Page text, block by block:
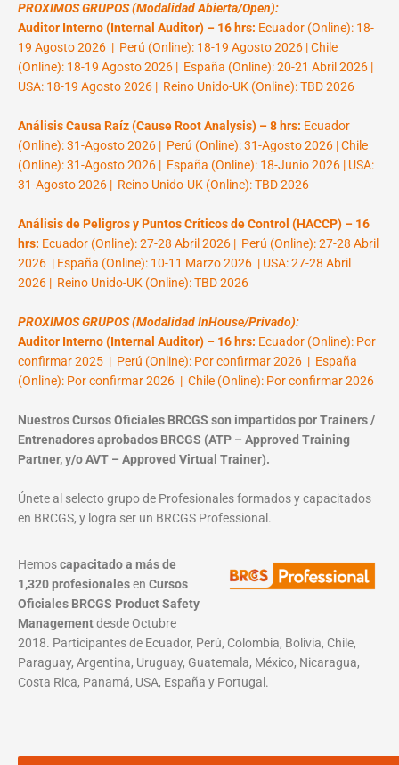
PROXIMOS GRUPOS (Modalidad Abierta/Open):
Auditor Interno (Internal Auditor) – 16 hrs: Ecuador (Online): 18-
19 Agosto 2026 | Perú (Online): 18-19 Agosto 2026 | Chile
(Online): 18-19 Agosto 2026 | España (Online): 20-21 Abril 2026 |
USA: 18-19 Agosto 2026 | Reino Unido-UK (Online): TBD 2026
Análisis Causa Raíz (Cause Root Analysis) – 8 hrs: Ecuador
(Online): 31-Agosto 2026 | Perú (Online): 31-Agosto 2026 | Chile
(Online): 31-Agosto 2026 | España (Online): 18-Junio 2026 | USA:
31-Agosto 2026 | Reino Unido-UK (Online): TBD 2026
Análisis de Peligros y Puntos Críticos de Control (HACCP) – 16
hrs: Ecuador (Online): 27-28 Abril 2026 | Perú (Online): 27-28 Abril
2026 | España (Online): 10-11 Marzo 2026 | USA: 27-28 Abril
2026 | Reino Unido-UK (Online): TBD 2026
PROXIMOS GRUPOS (Modalidad InHouse/Privado):
Auditor Interno (Internal Auditor) – 16 hrs: Ecuador (Online): Por
confirmar 2025 | Perú (Online): Por confirmar 2026 | España
(Online): Por confirmar 2026 | Chile (Online): Por confirmar 2026
Nuestros Cursos Oficiales BRCGS son impartidos por Trainers /
Entrenadores aprobados BRCGS (ATP – Approved Training
Partner, y/o AVT – Approved Virtual Trainer).
Únete al selecto grupo de Profesionales formados y capacitados
en BRCGS, y logra ser un BRCGS Professional.
Hemoscapacitado a más de
1,320 profesionalesen Cursos
Oficiales BRCGS Product Safety
Managementdesde Octubre
2018. Participantes de Ecuador, Perú, Colombia, Bolivia, Chile,
Paraguay, Argentina, Uruguay, Guatemala, México, Nicaragua,
Costa Rica, Panamá, USA, España y Portugal.